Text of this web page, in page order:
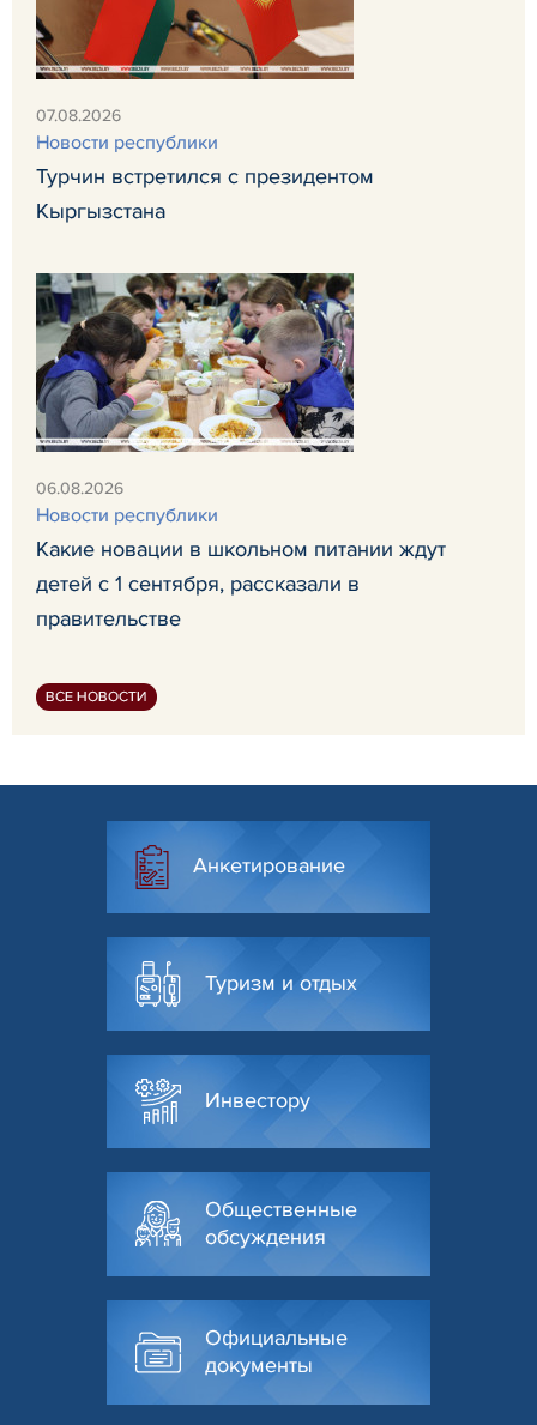
07.08.2026
Новости республики
Турчин встретился с президентом
Кыргызстана
06.08.2026
Новости республики
Какие новации в школьном питании ждут
детей с 1 сентября, рассказали в
правительстве
ВСЕ НОВОСТИ
Анкетирование
Туризм и отдых
Инвестору
Общественные
обсуждения
Официальные
документы